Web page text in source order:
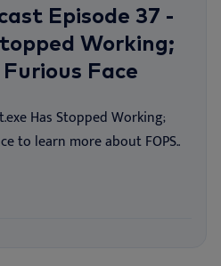
Episode 37 -
Working;
Face
Has Stopped Working;
to learn more about FOPS..